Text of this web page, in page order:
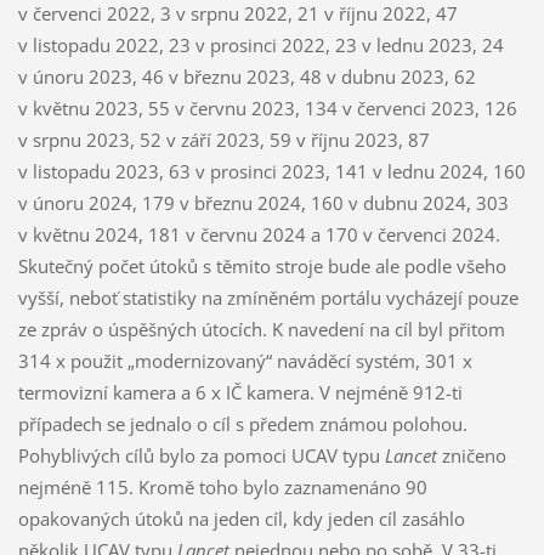
v červenci 2022, 3 v srpnu 2022, 21 v říjnu 2022, 47
v listopadu 2022, 23 v prosinci 2022, 23 v lednu 2023, 24
v únoru 2023, 46 v březnu 2023, 48 v dubnu 2023, 62
v květnu 2023, 55 v červnu 2023, 134 v červenci 2023, 126
v srpnu 2023, 52 v září 2023, 59 v říjnu 2023, 87
v listopadu 2023, 63 v prosinci 2023, 141 v lednu 2024, 160
v únoru 2024, 179 v březnu 2024, 160 v dubnu 2024, 303
v květnu 2024, 181 v červnu 2024 a 170 v červenci 2024.
Skutečný počet útoků s těmito stroje bude ale podle všeho
vyšší, neboť statistiky na zmíněném portálu vycházejí pouze
ze zpráv o úspěšných útocích. K navedení na cíl byl přitom
314 x použit „modernizovaný“ naváděcí systém, 301 x
termovizní kamera a 6 x IČ kamera. V nejméně 912-ti
případech se jednalo o cíl s předem známou polohou.
Pohyblivých cílů bylo za pomoci UCAV typu Lancetzničeno
nejméně 115. Kromě toho bylo zaznamenáno 90
opakovaných útoků na jeden cíl, kdy jeden cíl zasáhlo